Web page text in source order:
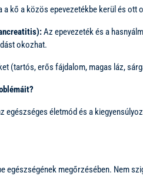
a kő a közös epevezetékbe kerül és ott
Az epevezeték és a
okozhat.
(tartós, erős fájdalom, magas láz,
egészséges életmód és a
egészségének megőrzésében. Nem